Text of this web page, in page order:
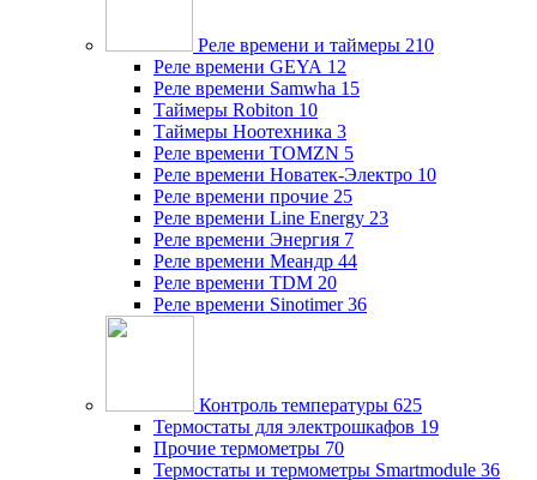
Реле времени и таймеры 210
Реле времени GEYA 12
Реле времени Samwha 15
Таймеры Robiton 10
Таймеры Ноотехника 3
Реле времени TOMZN 5
Реле времени Новатек-Электро 10
Реле времени прочие 25
Реле времени Line Energy 23
Реле времени Энергия 7
Реле времени Меандр 44
Реле времени TDM 20
Реле времени Sinotimer 36
Контроль температуры 625
Термостаты для электрошкафов 19
Прочие термометры 70
Термостаты и термометры Smartmodule 36